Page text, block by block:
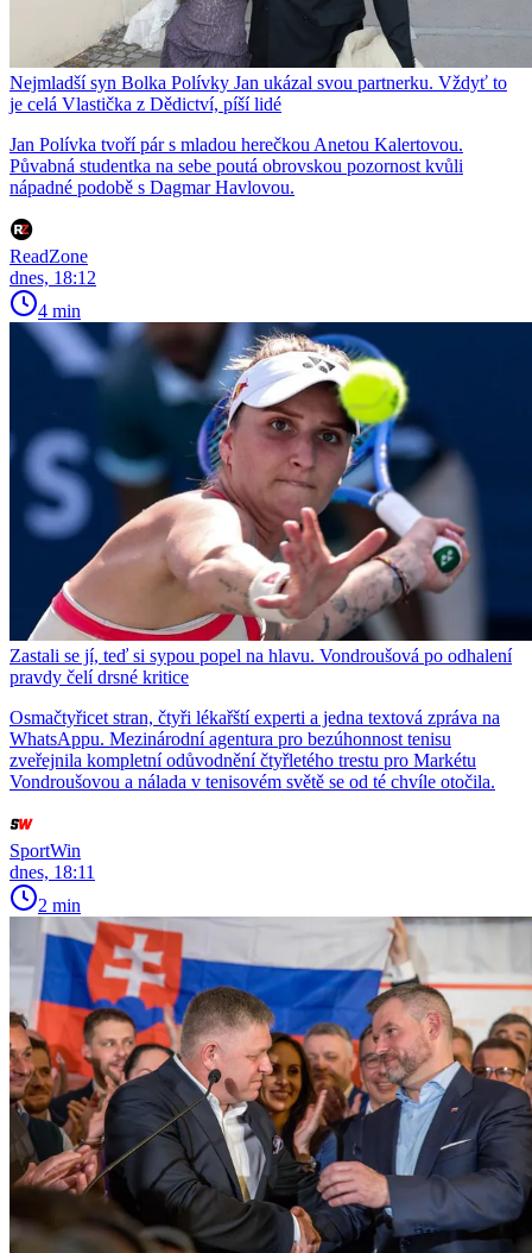
Nejmladší syn Bolka Polívky Jan ukázal svou partnerku. Vždyť to
je celá Vlastička z Dědictví, píší lidé
Jan Polívka tvoří pár s mladou herečkou Anetou Kalertovou.
Půvabná studentka na sebe poutá obrovskou pozornost kvůli
nápadné podobě s Dagmar Havlovou.
ReadZone
dnes, 18:12
4 min
Zastali se jí, teď si sypou popel na hlavu. Vondroušová po odhalení
pravdy čelí drsné kritice
Osmačtyřicet stran, čtyři lékařští experti a jedna textová zpráva na
WhatsAppu. Mezinárodní agentura pro bezúhonnost tenisu
zveřejnila kompletní odůvodnění čtyřletého trestu pro Markétu
Vondroušovou a nálada v tenisovém světě se od té chvíle otočila.
SportWin
dnes, 18:11
2 min